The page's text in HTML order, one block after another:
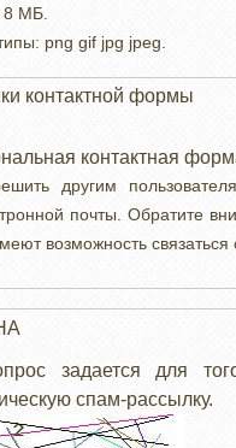
8 МБ.
png gif jpg jpeg.
контактной формы
контактная
другим
почты. Обратите
возможность
задается для
спам-рассылку.